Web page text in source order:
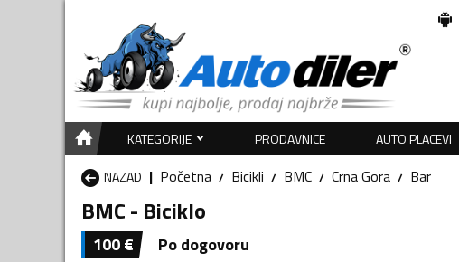
KATEGORIJE PRODAVNICE AUTO PLACEVI
NAZAD
Početna Bicikli BMC Crna Gora Bar
BMC - Biciklo
100€ Po dogovoru